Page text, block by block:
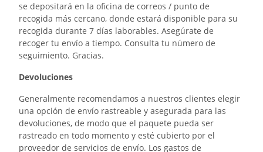
se depositará en la oficina de correos / punto de
recogida más cercano, donde estará disponible para su
recogida durante 7 días laborables. Asegúrate de
recoger tu envío a tiempo. Consulta tu número de
seguimiento. Gracias.
Devoluciones
Generalmente recomendamos a nuestros clientes elegir
una opción de envío rastreable y asegurada para las
devoluciones, de modo que el paquete pueda ser
rastreado en todo momento y esté cubierto por el
proveedor de servicios de envío. Los gastos de